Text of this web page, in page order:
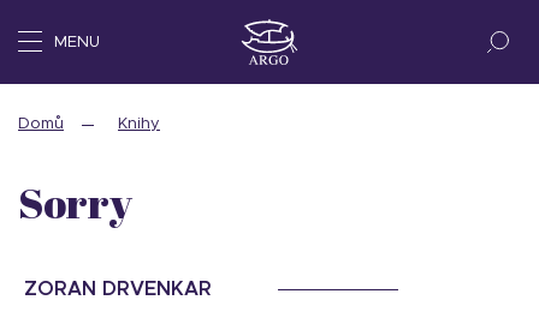
MENU
Domů Knihy
Sorry
ZORAN DRVENKAR